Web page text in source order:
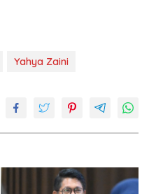
Yahya Zaini